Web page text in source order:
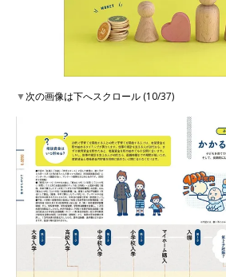
▼次の画像は下へスクロール (10/37)